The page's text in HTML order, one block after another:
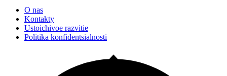
O nas
Kontakty
Ustoichivoe razvitie
Politika konfidentsialnosti